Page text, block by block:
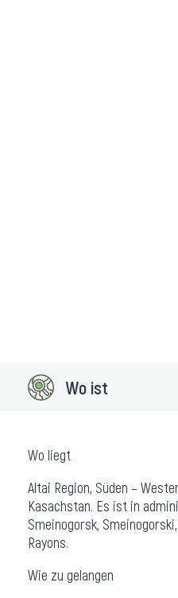
Wo ist
Wo liegt
Altai Region, Süden –
Kasachstan. Es ist in
Smeinogorsk,
Rayons.
Wie zu gelangen